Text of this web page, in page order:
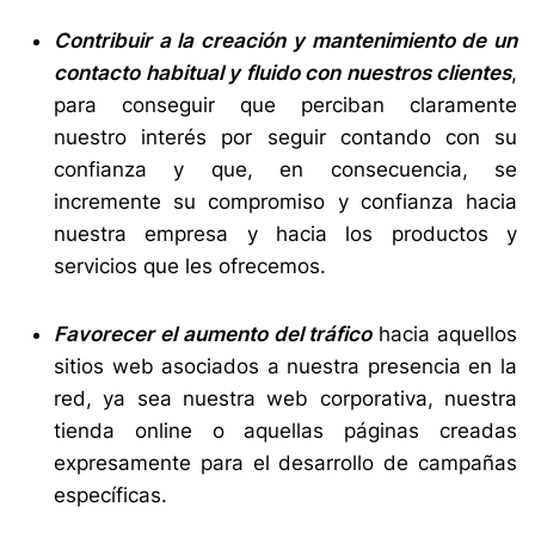
Contribuir a la creación y mantenimiento de un
contacto habitual y fluido con nuestros clientes,
para conseguir que perciban claramente
nuestro interés por seguir contando con su
confianza y que, en consecuencia, se
incremente su compromiso y confianza hacia
nuestra empresa y hacia los productos y
servicios que les ofrecemos.
Favorecer el aumento del tráficohacia aquellos
sitios web asociados a nuestra presencia en la
red, ya sea nuestra web corporativa, nuestra
tienda online o aquellas páginas creadas
expresamente para el desarrollo de campañas
específicas.